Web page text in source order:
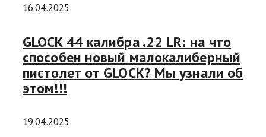
16.04.2025
GLOCK 44 калибра .22 LR: на что
способен новый малокалиберный
пистолет от GLOCK? Мы узнали об
этом!!!
19.04.2025